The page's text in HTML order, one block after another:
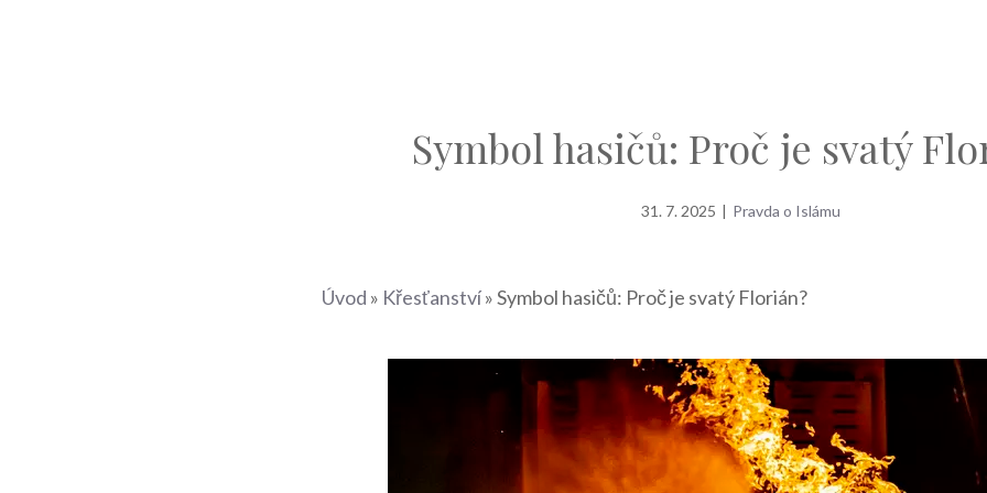
Symbol hasičů: Proč je svatý
31. 7. 2025 | Pravda o Islámu
Úvod » Křesťanství»Symbol hasičů: Proč je svatý Florián?